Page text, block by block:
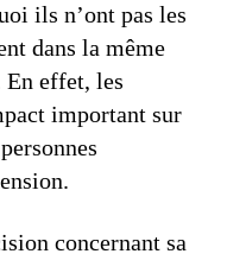
ils n’ont pas les
dans la même
effet, les
important sur
concernant sa